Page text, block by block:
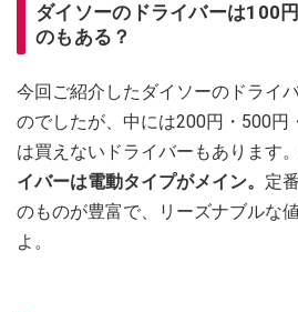
ダイソーのドライバーは100
のもある？
今回ご紹介したダイソーのドライ
のでしたが、中には200円・500円
は買えないドライバーもあります。
イバーは電動タイプがメイン。 定
のものが豊富で、リーズナブルな
よ。